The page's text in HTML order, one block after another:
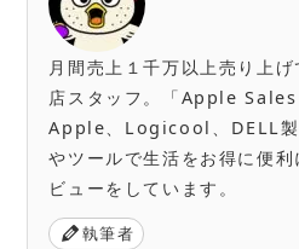
月間売上１千万以上売り上
店スタッフ。「Apple
Apple、Logicool、DELL製
やツールで生活をお得に便
ビューをしています。
執筆者